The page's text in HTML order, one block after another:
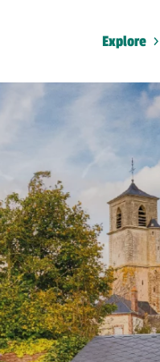
Explore